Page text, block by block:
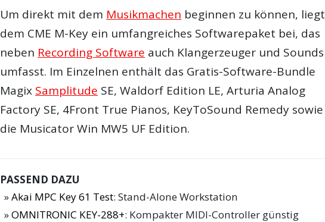
Um direkt mit dem Musikmachen beginnen zu können, liegt
dem CME M-Key ein umfangreiches Softwarepaket bei, das
neben Recording Software auch Klangerzeuger und Sounds
umfasst. Im Einzelnen enthält das Gratis-Software-Bundle
Magix Samplitude SE, Waldorf Edition LE, Arturia Analog
Factory SE, 4Front True Pianos, KeyToSound Remedy sowie
die Musicator Win MW5 UF Edition.
PASSEND DAZU
Akai MPC Key 61 Test: Stand-Alone Workstation
OMNITRONIC KEY-288+: Kompakter MIDI-Controller günstig